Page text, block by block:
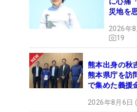
災地を
2026年
19
熊本出身の秋
熊本県庁を訪
で集めた義援
2026年8月6日